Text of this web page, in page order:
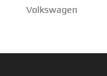
Volkswagen